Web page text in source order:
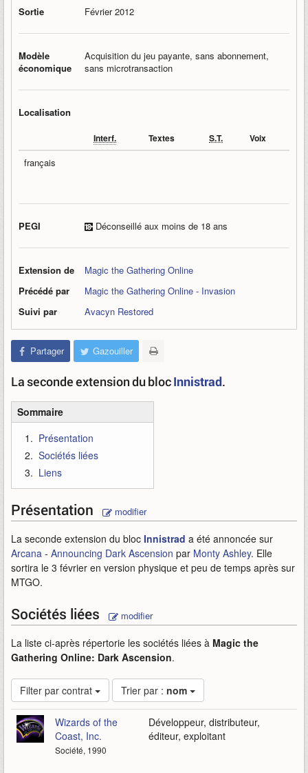
Sortie
Février 2012
Modèle
économique
Acquisition du jeu payante, sans abonnement,
sans microtransaction
Localisation
Interf. Textes S.T. Voix
français
PEGI Déconseillé aux moins de 18 ans
Extension de
Magic the Gathering Online
Précédé par
Magic the Gathering Online - Invasion
Suivi par
Avacyn Restored
Partager Gazouiller
La seconde extension du blocInnistrad.
Sommaire
Présentation
Sociétés liées
Liens
Présentation modifier
La seconde extension du bloc Innistrad a été annoncée sur
Arcana - Announcing Dark Ascension par Monty Ashley. Elle
sortira le 3 février en version physique et peu de temps après sur
MTGO.
Sociétés liées modifier
La liste ci-après répertorie les sociétés liées à Magic the
Gathering Online: Dark Ascension.
Filter par contrat Trier par : nom
Wizards of the
Coast, Inc.
Société, 1990
Développeur, distributeur,
éditeur, exploitant